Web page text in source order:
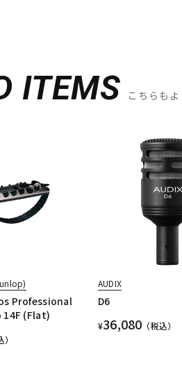
ITEMS こちらも
Professional
14F (Flat)
）
AUDIX
D6
¥36,080 （税込）